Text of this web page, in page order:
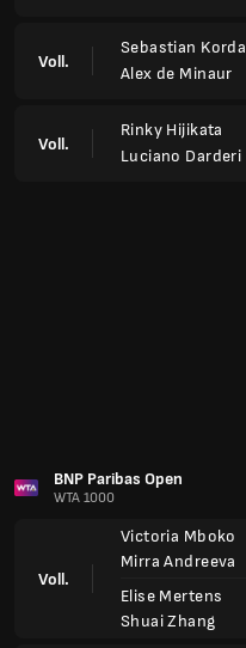
Voll.
Sebastian Korda
Alex de Minaur
Voll.
Rinky Hijikata
Luciano Darderi
BNP Paribas Open
WTA 1000
Voll.
Victoria Mboko
Mirra Andreeva
Elise Mertens
Shuai Zhang